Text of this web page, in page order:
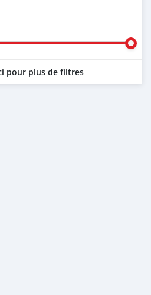
pour plus de filtres